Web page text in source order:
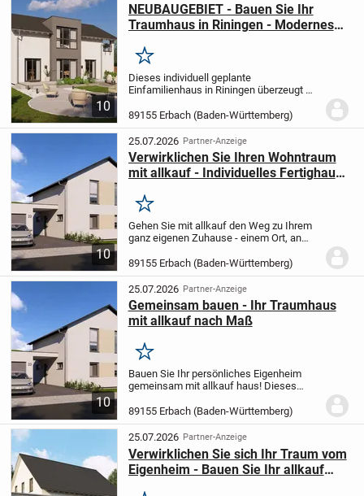
10
NEUBAUGEBIET - Bauen Sie Ihr
Traumhaus in Riningen - Modernes
Merken
Dieses individuell geplante
Einfamilienhaus in Riningen überzeugt mit
Wohnfläche von 192,67 m² - perfekt, um
es ganz auf Ihre Bedürfnisse
abzustimmen. Auf einem 550 m²...
89155 Erbach (Baden-Württemberg)
10
25.07.2026 Partner-Anzeige
Verwirklichen Sie Ihren Wohntraum
mit allkauf - Individuelles Fertighaus
Merken
Gehen Sie mit allkauf den Weg zu Ihrem
ganz eigenen Zuhause - einem Ort, an
aufeinandertreffen. Lassen Sie Ihren
Wunsch nach einem individuellen
Fertighaus wahr...
89155 Erbach (Baden-Württemberg)
10
25.07.2026 Partner-Anzeige
Gemeinsam bauen - Ihr Traumhaus
mit allkauf nach Maß
Merken
Bauen Sie Ihr persönliches Eigenheim
gemeinsam mit allkauf haus! Dieses
5 Zimmern und einer Wohnfläche von
146,01 m² bietet Ihnen jede Menge Platz
für Ihre...
89155 Erbach (Baden-Württemberg)
25.07.2026 Partner-Anzeige
Verwirklichen Sie sich Ihr Traum vom
Eigenheim - Bauen Sie Ihr allkauf